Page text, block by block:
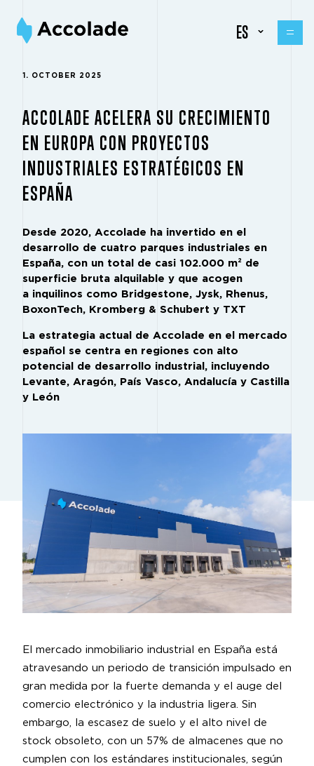
ES
1. OCTOBER 2025
ACCOLADE ACELERA SU CRECIMIENTO
EN EUROPA CON PROYECTOS
INDUSTRIALES ESTRATÉGICOS EN
ESPAÑA
Desde 2020, Accolade ha invertido en el
desarrollo de cuatro parques industriales en
España, con un total de casi 102.000 m² de
superficie bruta alquilable y que acogen
a inquilinos como Bridgestone, Jysk, Rhenus,
BoxonTech, Kromberg & Schubert y TXT
La estrategia actual de Accolade en el mercado
español se centra en regiones con alto
potencial de desarrollo industrial, incluyendo
Levante, Aragón, País Vasco, Andalucía y Castilla
y León
El mercado inmobiliario industrial en España está
atravesando un periodo de transición impulsado en
gran medida por la fuerte demanda y el auge del
comercio electrónico y la industria ligera. Sin
embargo, la escasez de suelo y el alto nivel de
stock obsoleto, con un 57% de almacenes que no
cumplen con los estándares institucionales, según